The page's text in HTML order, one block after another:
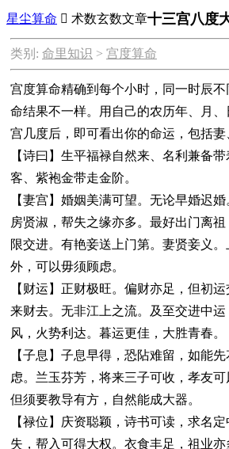
星尘算命  术数玄数文章十三宫八度
类别: 命里知识 > 宫度算命
宫度算命精确到每个小时，同一时辰不
命结果不一样。
用自己的农历年、月
宫几度后，即可看出你的命运，包括妻
【诗曰】生平福禄自然来、名利兼备
客、紫袍金带走金阶。
【妻宫】婚姻美满可望。无论早婚迟
房贤淑，帮失之缘亦多。最好出门离
限交进。有艳妾送上门第。妻贤妾义
外，可以毋须顾虑。
【财运】正财极旺。偏财亦足，但初
来财去。无非江上之流。及至交进中
风，火势利达。暮运更佳，大胜青春。
【子息】子息早得，恐阽难留，如能
虑。兰玉芬芳，将来三子可收，孝友可
但须要教导有方，自然能成大器。
【禄位】庆资聪颖，诗书可读，求名
失，帮入可得大权。衣食丰足，祖业亦